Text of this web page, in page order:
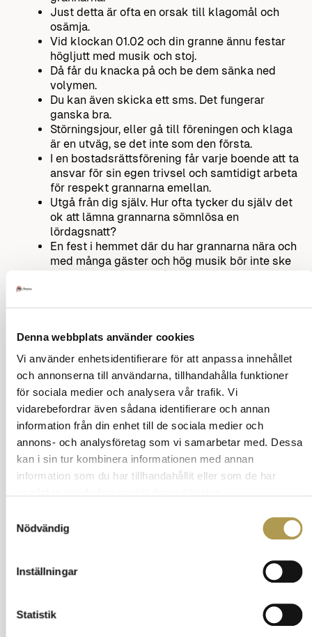
Denna webbplats använder cookies
Vi använder enhetsidentifierare för att anpassa innehållet
och annonserna till användarna, tillhandahålla funktioner
för sociala medier och analysera vår trafik. Vi
vidarebefordrar även sådana identifierare och annan
information från din enhet till de sociala medier och
annons- och analysföretag som vi samarbetar med. Dessa
kan i sin tur kombinera informationen med annan
information som du har tillhandahållit eller som de har
Nödvändig
Inställningar
Statistik
Just detta är ofta en orsak till klagomål och
osämja.
Vid klockan 01.02 och din granne ännu festar
högljutt med musik och stoj.
Då får du knacka på och be dem sänka ned
volymen.
Du kan även skicka ett sms. Det fungerar
ganska bra.
Störningsjour, eller gå till föreningen och klaga
är en utväg, se det inte som den första.
I en bostadsrättsförening får varje boende att ta
ansvar för sin egen trivsel och samtidigt arbeta
för respekt grannarna emellan.
Utgå från dig själv. Hur ofta tycker du själv det
ok att lämna grannarna sömnlösa en
lördagsnatt?
En fest i hemmet där du har grannarna nära och
med många gäster och hög musik bör inte ske